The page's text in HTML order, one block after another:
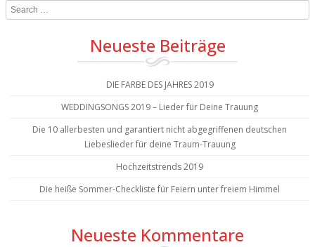
Search
Neueste Beiträge
DIE FARBE DES JAHRES 2019
WEDDINGSONGS 2019 – Lieder für Deine Trauung
Die 10 allerbesten und garantiert nicht abgegriffenen deutschen
Liebeslieder für deine Traum-Trauung
Hochzeitstrends 2019
Die heiße Sommer-Checkliste für Feiern unter freiem Himmel
Neueste Kommentare